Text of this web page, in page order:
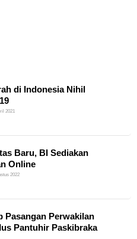
di Indonesia Nihil
2021
Baru, BI Sediakan
Online
2022
Pasangan Perwakilan
Pantuhir Paskibraka